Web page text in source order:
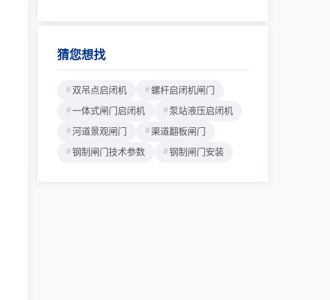
猜您想找
双吊点启闭机
螺杆启闭机闸门
一体式闸门启闭机
泵站液压启闭机
河道景观闸门
渠道翻板闸门
钢制闸门技术参数
钢制闸门安装